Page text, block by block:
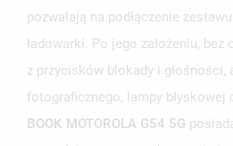
pozwalają na podłączenie
ładowarki. Po jego założeniu,
z przycisków blokady i głośności,
fotograficznego, lampy błyskowej
BOOK MOTOROLA G54 5G